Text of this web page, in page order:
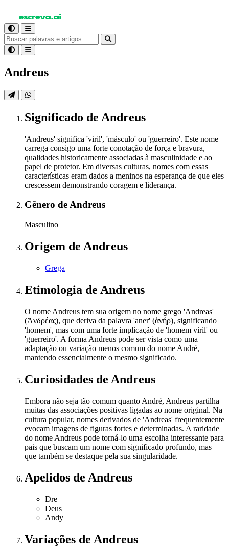
Andreus
Significado de Andreus
'Andreus' significa 'viril', 'másculo' ou 'guerreiro'. Este nome
carrega consigo uma forte conotação de força e bravura,
qualidades historicamente associadas à masculinidade e ao
papel de protetor. Em diversas culturas, nomes com essas
características eram dados a meninos na esperança de que eles
crescessem demonstrando coragem e liderança.
Gênero de Andreus
Masculino
Origem de Andreus
Grega
Etimologia de Andreus
O nome Andreus tem sua origem no nome grego 'Andreas'
(Ἀνδρέας), que deriva da palavra 'aner' (ἀνήρ), significando
'homem', mas com uma forte implicação de 'homem viril' ou
'guerreiro'. A forma Andreus pode ser vista como uma
adaptação ou variação menos comum do nome André,
mantendo essencialmente o mesmo significado.
Curiosidades de Andreus
Embora não seja tão comum quanto André, Andreus partilha
muitas das associações positivas ligadas ao nome original. Na
cultura popular, nomes derivados de 'Andreas' frequentemente
evocam imagens de figuras fortes e determinadas. A raridade
do nome Andreus pode torná-lo uma escolha interessante para
pais que buscam um nome com significado profundo, mas
que também se destaque pela sua singularidade.
Apelidos de Andreus
Dre
Deus
Andy
Variações de Andreus